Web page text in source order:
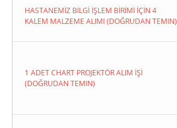
HASTANEMİZ BİLGİ İŞLEM BİRİMİ İÇİN 4
KALEM MALZEME ALIMI (DOĞRUDAN TEMIN)
1 ADET CHART PROJEKTÖR ALIM İŞİ
(DOĞRUDAN TEMIN)